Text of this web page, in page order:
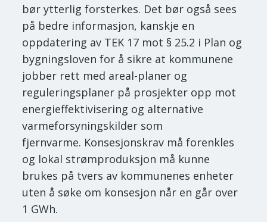
bør ytterlig forsterkes. Det bør også sees
på bedre informasjon, kanskje en
oppdatering av TEK 17 mot § 25.2 i Plan og
bygningsloven for å sikre at kommunene
jobber rett med areal-planer og
reguleringsplaner på prosjekter opp mot
energieffektivisering og alternative
varmeforsyningskilder som
fjernvarme. Konsesjonskrav må forenkles
og lokal strømproduksjon må kunne
brukes på tvers av kommunenes enheter
uten å søke om konsesjon når en går over
1 GWh.